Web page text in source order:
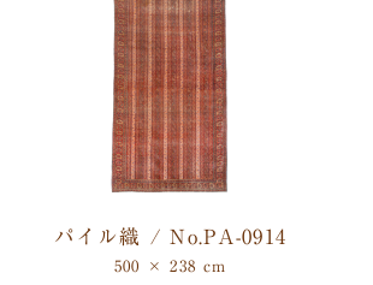
パイル織 / No.PA-0914
500 × 238 cm